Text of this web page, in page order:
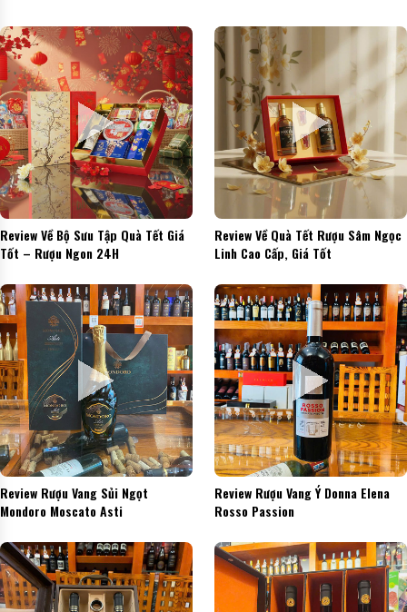
Review Về Bộ Sưu Tập Quà Tết Giá
Tốt – Rượu Ngon 24H
Review Về Quà Tết Rượu Sâm Ngọc
Linh Cao Cấp, Giá Tốt
Review Rượu Vang Sủi Ngọt
Mondoro Moscato Asti
Review Rượu Vang Ý Donna Elena
Rosso Passion